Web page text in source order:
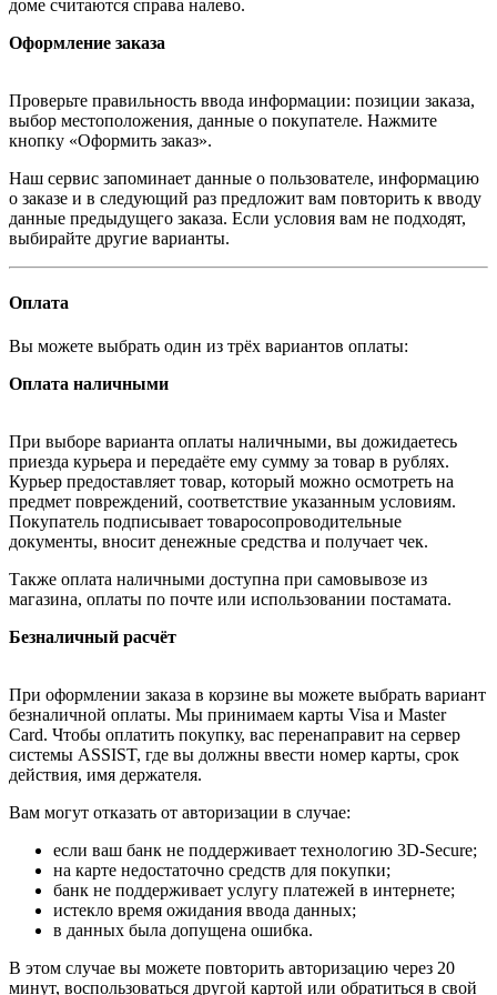
доме считаются справа налево.
Оформление заказа
Проверьте правильность ввода информации: позиции заказа,
выбор местоположения, данные о покупателе. Нажмите
кнопку «Оформить заказ».
Наш сервис запоминает данные о пользователе, информацию
о заказе и в следующий раз предложит вам повторить к вводу
данные предыдущего заказа. Если условия вам не подходят,
выбирайте другие варианты.
Оплата
Вы можете выбрать один из трёх вариантов оплаты:
Оплата наличными
При выборе варианта оплаты наличными, вы дожидаетесь
приезда курьера и передаёте ему сумму за товар в рублях.
Курьер предоставляет товар, который можно осмотреть на
предмет повреждений, соответствие указанным условиям.
Покупатель подписывает товаросопроводительные
документы, вносит денежные средства и получает чек.
Также оплата наличными доступна при самовывозе из
магазина, оплаты по почте или использовании постамата.
Безналичный расчёт
При оформлении заказа в корзине вы можете выбрать вариант
безналичной оплаты. Мы принимаем карты Visa и Master
Card. Чтобы оплатить покупку, вас перенаправит на сервер
системы ASSIST, где вы должны ввести номер карты, срок
действия, имя держателя.
Вам могут отказать от авторизации в случае:
если ваш банк не поддерживает технологию 3D-Secure;
на карте недостаточно средств для покупки;
банк не поддерживает услугу платежей в интернете;
истекло время ожидания ввода данных;
в данных была допущена ошибка.
В этом случае вы можете повторить авторизацию через 20
минут, воспользоваться другой картой или обратиться в свой